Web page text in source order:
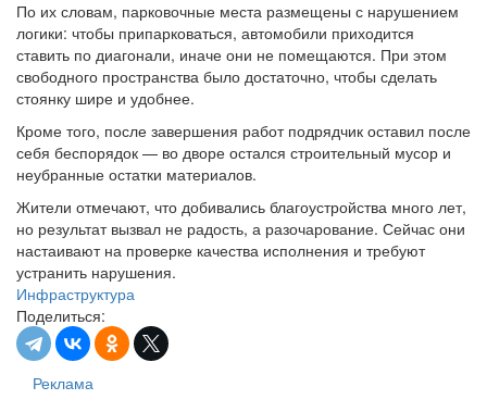
По их словам, парковочные места размещены с нарушением
логики: чтобы припарковаться, автомобили приходится
ставить по диагонали, иначе они не помещаются. При этом
свободного пространства было достаточно, чтобы сделать
стоянку шире и удобнее.
Кроме того, после завершения работ подрядчик оставил после
себя беспорядок — во дворе остался строительный мусор и
неубранные остатки материалов.
Жители отмечают, что добивались благоустройства много лет,
но результат вызвал не радость, а разочарование. Сейчас они
настаивают на проверке качества исполнения и требуют
устранить нарушения.
Инфраструктура
Поделиться:
Реклама